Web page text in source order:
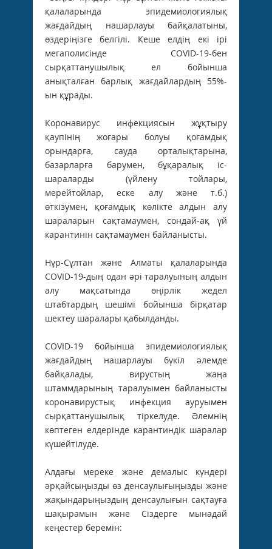
қалаларында эпидемиологиялық
жағдайдың нашарлауы байқалатыны,
өздеріңізге белгілі. Кеше елдің екі ірі
мегаполисінде COVID-19-бен
сырқаттанушылық ел бойынша
анықталған барлық жағдайлардың 55%-
ын құрады.
Коронавирус инфекциясын жұқтыру
қаупінің жоғары болуы қоғамдық
орындарға, сауда орталықтарына,
базарларға барумен, бұқаралық іс-
шараларды (үйлену тойлары,
мерейтойлар, еске алу және т.б.)
өткізумен, қоғамдық көлікте алдын алу
шараларын сақтамаумен, сондай-ақ үй
карантинін сақтамаумен байланысты.
Нұр-Сұлтан және Алматы қалаларында
COVID-19-дың одан әрі таралуының алдын
алу мақсатында өңірлік жедел
штабтардың шешімі бойынша бірқатар
шектеу шаралары қабылданды.
COVID-19 бойынша эпидемиологиялық
жағдайдың нашарлауы бүкіл әлемде
байқалады, вирустың жаңа
штаммдарының таралуымен байланысты
коронавирустық инфекция ауруымен
сырқаттанушылық тіркелуде. Әлемнің
көптеген елдерінде карантиндік шаралар
күшейтілуде.
Алдағы мереке және демалыс күндері
әрқайсыңызды өз денсаулығыңызды және
жақындарыңыздың денсаулығын сақтауға
шақырамын және Сіздерге мынадай
кеңестер беремін: